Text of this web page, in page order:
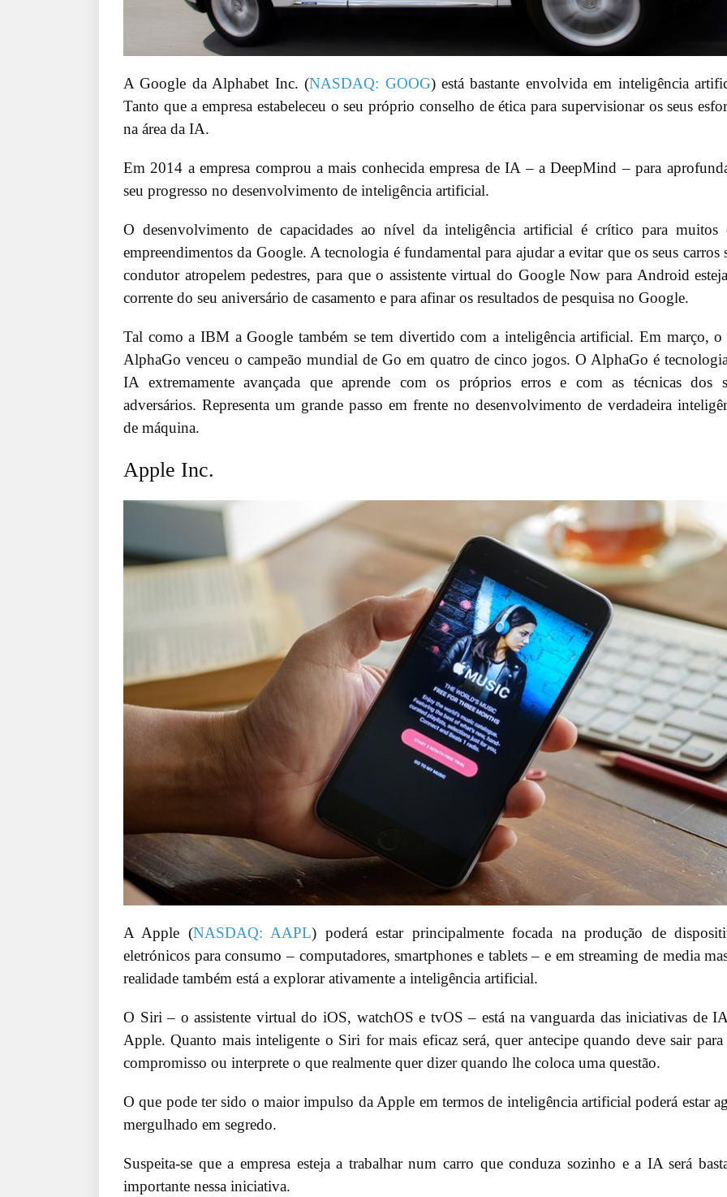
A Google da Alphabet Inc. (NASDAQ: GOOG) está bastante envolvida em inteligência
Tanto que a empresa estabeleceu o seu próprio conselho de ética para supervisionar os seus
na área da IA.
Em 2014 a empresa comprou a mais conhecida empresa de IA – a DeepMind – para
seu progresso no desenvolvimento de inteligência artificial.
O desenvolvimento de capacidades ao nível da inteligência artificial é crítico para muitos
empreendimentos da Google. A tecnologia é fundamental para ajudar a evitar que os seus carros
condutor atropelem pedestres, para que o assistente virtual do Google Now para Android
corrente do seu aniversário de casamento e para afinar os resultados de pesquisa no Google.
Tal como a IBM a Google também se tem divertido com a inteligência artificial. Em março, o
AlphaGo venceu o campeão mundial de Go em quatro de cinco jogos. O AlphaGo é
IA extremamente avançada que aprende com os próprios erros e com as técnicas dos
adversários. Representa um grande passo em frente no desenvolvimento de verdadeira
de máquina.
Apple Inc.
A Apple (NASDAQ: AAPL) poderá estar principalmente focada na produção de
eletrónicos para consumo – computadores, smartphones e tablets – e em streaming de media
realidade também está a explorar ativamente a inteligência artificial.
O Siri – o assistente virtual do iOS, watchOS e tvOS – está na vanguarda das iniciativas de
Apple. Quanto mais inteligente o Siri for mais eficaz será, quer antecipe quando deve sair
compromisso ou interprete o que realmente quer dizer quando lhe coloca uma questão.
O que pode ter sido o maior impulso da Apple em termos de inteligência artificial poderá estar
mergulhado em segredo.
Suspeita-se que a empresa esteja a trabalhar num carro que conduza sozinho e a IA será
importante nessa iniciativa.